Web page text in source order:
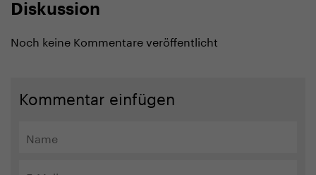
Diskussion
Noch keine Kommentare veröffentlicht
Kommentar einfügen